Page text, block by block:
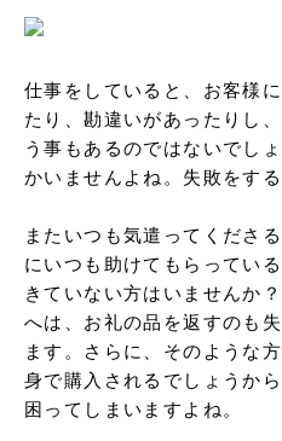
仕事をしていると、お客様
たり、勘違いがあったりし
う事もあるのではないでし
かいませんよね。失敗をす
またいつも気遣ってくださ
にいつも助けてもらってい
きていない方はいませんか
へは、お礼の品を返すのも
ます。さらに、そのような
身で購入されるでしょうか
困ってしまいますよね。